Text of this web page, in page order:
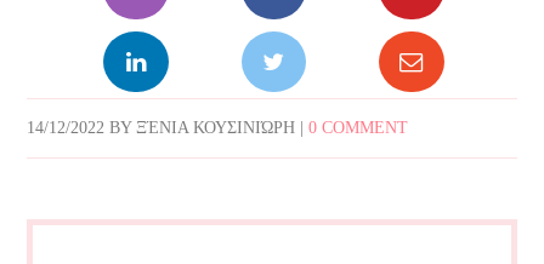
14/12/2022 BYΞΈΝΙΑ ΚΟΥΣΙΝΙΏΡΗ |0 COMMENT